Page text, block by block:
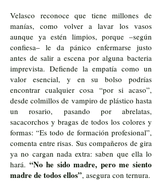
Velasco reconoce que tiene millones de
manías, como volver a lavar los vasos
aunque ya estén limpios, porque –según
confiesa– le da pánico enfermarse justo
antes de salir a escena por alguna bacteria
imprevista. Defiende la empatía como un
valor esencial, y en su bolso podrías
encontrar cualquier cosa “por si acaso”,
desde colmillos de vampiro de plástico hasta
un rosario, pasando por abrelatas,
sacacorchos y bragas de todos los colores y
formas: “Es todo de formación profesional”,
comenta entre risas. Sus compañeros de gira
ya no cargan nada extra: saben que ella lo
hará. “No he sido madre, pero me siento
madre de todos ellos”, asegura con ternura.